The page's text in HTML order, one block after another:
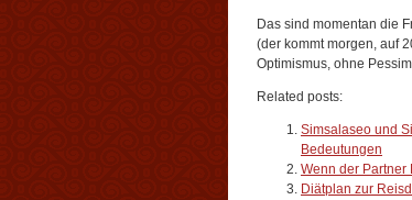
Das sind momentan die
(der kommt morgen, auf
Optimismus, ohne
Related posts:
Simsalaseo und
Bedeutungen
Wenn der Partner
Diätplan zur